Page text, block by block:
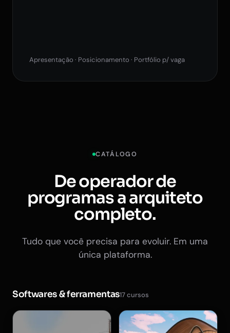
Apresentação · Posicionamento · Portfólio p/ vaga
CATÁLOGO
De operador de
programas a arquiteto
completo.
Tudo que você precisa para evoluir. Em uma
única plataforma.
Softwares & ferramentas17 cursos